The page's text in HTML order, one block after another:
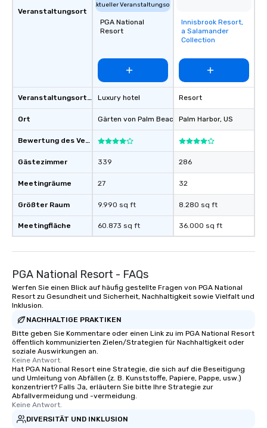
Veranstaltungsort
Veranstaltungsortstyp
Ort
Bewertung des Veranstaltungsortes
Gästezimmer
Meetingräume
Größter Raum
Meetingfläche
Aktueller Veranstaltungsort
PGA National
Resort
Luxury hotel
Gärten von Palm Beach , US
339
27
9.990 sq ft
60.873 sq ft
Removed from
favorites
Innisbrook Resort,
a Salamander
Collection
Resort
Palm Harbor, US
286
32
8.280 sq ft
36.000 sq ft
PGA National Resort - FAQs
Werfen Sie einen Blick auf häufig gestellte Fragen von PGA National
Resort zu Gesundheit und Sicherheit, Nachhaltigkeit sowie Vielfalt und
Inklusion.
NACHHALTIGE PRAKTIKEN
Bitte geben Sie Kommentare oder einen Link zu im PGA National Resort
öffentlich kommunizierten Zielen/Strategien für Nachhaltigkeit oder
soziale Auswirkungen an.
Keine Antwort.
Hat PGA National Resort eine Strategie, die sich auf die Beseitigung
und Umleitung von Abfällen (z. B. Kunststoffe, Papiere, Pappe, usw.)
konzentriert? Falls Ja, erläutern Sie bitte Ihre Strategie zur
Abfallvermeidung und -vermeidung.
Keine Antwort.
DIVERSITÄT UND INKLUSION